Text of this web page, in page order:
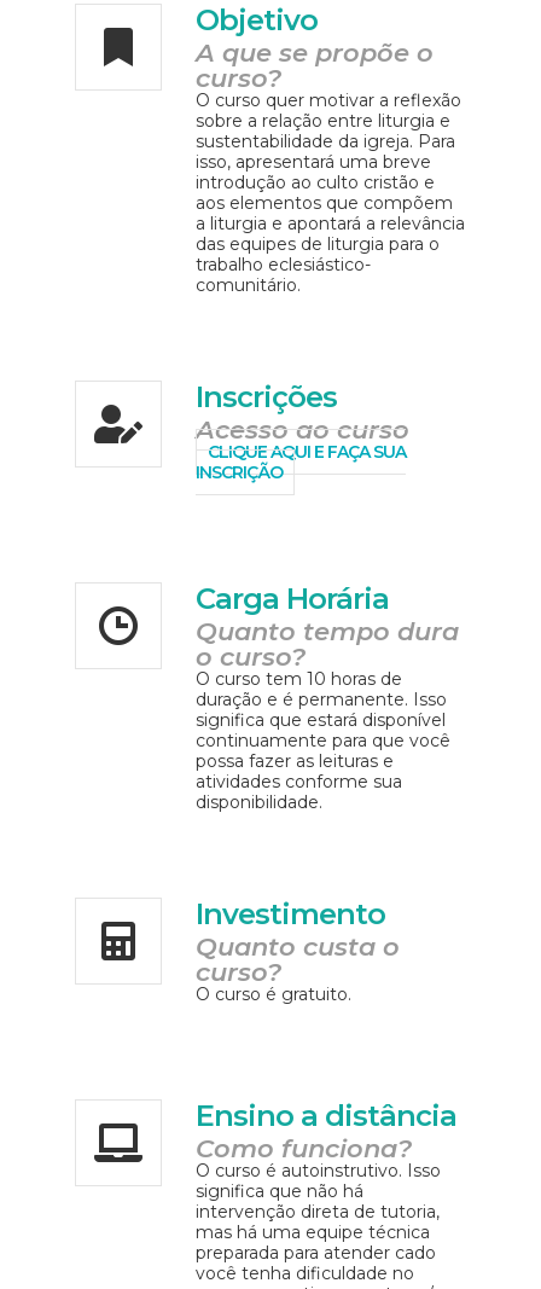
Objetivo
A que se propõe o
curso?
O curso quer motivar a reflexão
sobre a relação entre liturgia e
sustentabilidade da igreja. Para
isso, apresentará uma breve
introdução ao culto cristão e
aos elementos que compõem
a liturgia e apontará a relevância
das equipes de liturgia para o
trabalho eclesiástico-
comunitário.
Inscrições
Acesso ao curso
CLIQUE AQUI E FAÇA SUA
INSCRIÇÃO
Carga Horária
Quanto tempo dura
o curso?
O curso tem 10 horas de
duração e é permanente. Isso
significa que estará disponível
continuamente para que você
possa fazer as leituras e
atividades conforme sua
disponibilidade.
Investimento
Quanto custa o
curso?
O curso é gratuito.
Ensino a distância
Como funciona?
O curso é autoinstrutivo. Isso
significa que não há
intervenção direta de tutoria,
mas há uma equipe técnica
preparada para atender cado
você tenha dificuldade no